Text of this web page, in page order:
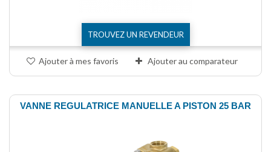
TROUVEZ UN REVENDEUR
Ajouter à mes favoris Ajouter au comparateur
VANNE REGULATRICE MANUELLE A PISTON 25 BAR